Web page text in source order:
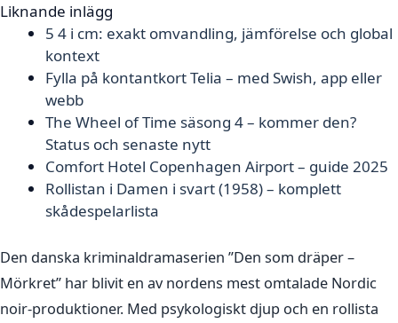
Liknande inlägg
5 4 i cm: exakt omvandling, jämförelse och global
kontext
Fylla på kontantkort Telia – med Swish, app eller
webb
The Wheel of Time säsong 4 – kommer den?
Status och senaste nytt
Comfort Hotel Copenhagen Airport – guide 2025
Rollistan i Damen i svart (1958) – komplett
skådespelarlista
Den danska kriminaldramaserien ”Den som dräper –
Mörkret” har blivit en av nordens mest omtalade Nordic
noir-produktioner. Med psykologiskt djup och en rollista